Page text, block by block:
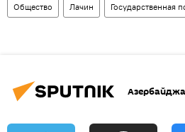
Общество Лачин Государственная